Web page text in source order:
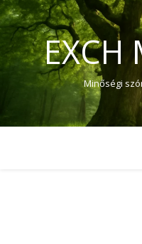
EXCH
Minőségi